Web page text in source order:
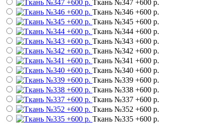
Ткань №347 +600 р.
Ткань №346 +600 р.
Ткань №345 +600 р.
Ткань №344 +600 р.
Ткань №343 +600 р.
Ткань №342 +600 р.
Ткань №341 +600 р.
Ткань №340 +600 р.
Ткань №339 +600 р.
Ткань №338 +600 р.
Ткань №337 +600 р.
Ткань №352 +600 р.
Ткань №335 +600 р.